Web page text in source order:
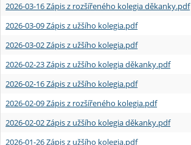
2026-03-16 Zápis z rozšířeného kolegia děkanky.pdf
2026-03-09 Zápis z užšího kolegia.pdf
2026-03-02 Zápis z užšího kolegia.pdf
2026-02-23 Zápis z užšího kolegia děkanky.pdf
2026-02-16 Zápis z užšího kolegia.pdf
2026-02-09 Zápis z rozšířeného kolegia.pdf
2026-02-02 Zápis z užšího kolegia děkanky.pdf
2026-01-26 Zápis z užšího kolegia.pdf